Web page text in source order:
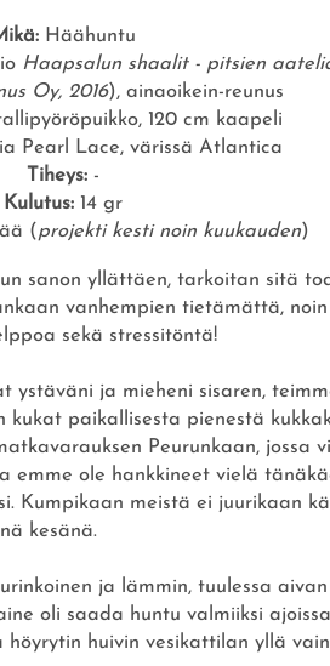
Häähuntu
Haapsalun shaalit - pitsien
Oy, 2016), ainaoikein-reunus
120 cm kaapeli
Pearl Lace, värissä Atlantica
Tiheys: -
Kulutus: 14 gr
(projekti kesti noin kuukauden)
sanon yllättäen, tarkoitan sitä
vanhempien tietämättä, noin
sekä stressitöntä!
ystäväni ja mieheni sisaren,
paikallisesta pienestä
Peurunkaan, jossa
emme ole hankkineet vielä
Kumpikaan meistä ei juurikaan
kesänä.
ja lämmin, tuulessa
oli saada huntu valmiiksi
huivin vesikattilan yllä